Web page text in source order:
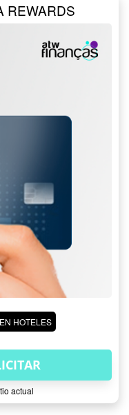
REWARDS
HOTELES
actual